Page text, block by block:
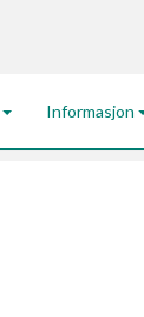
Informasjon